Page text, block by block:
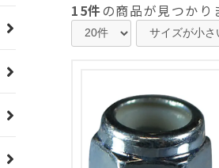
15件 の商品が見つかり